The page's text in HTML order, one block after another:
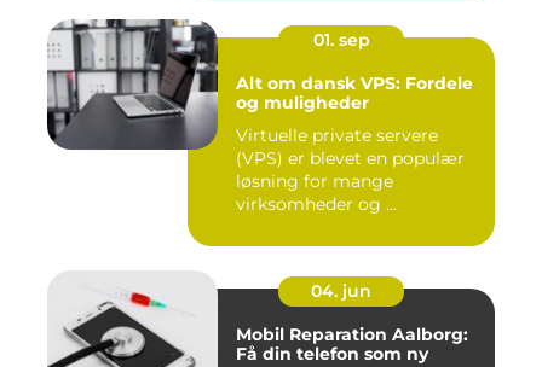
01. sep
Alt om dansk VPS: Fordele
og muligheder
Virtuelle private servere
(VPS) er blevet en populær
løsning for mange
virksomheder og ...
04. jun
Mobil Reparation Aalborg:
Få din telefon som ny